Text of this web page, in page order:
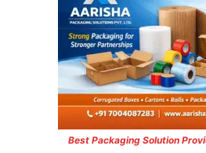
Best Packaging Solution